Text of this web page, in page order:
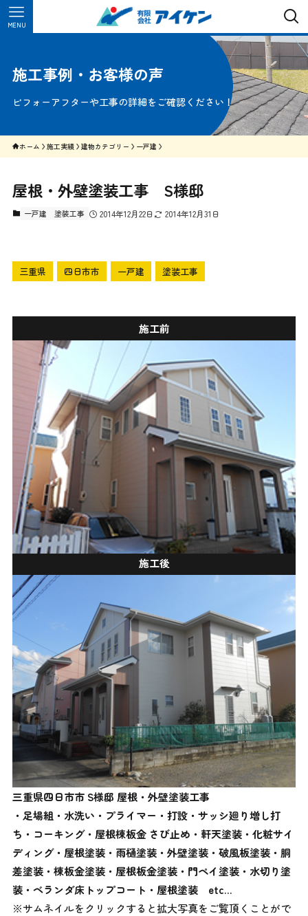
MENU
施工事例・お客様の声
ビフォーアフターや工事の詳細をご確認ください！
ホーム 施工実績 建物カテゴリー 一戸建
屋根・外壁塗装工事 S様邸
一戸建 塗装工事 2014年12月22日 2014年12月31日
三重県 四日市市 一戸建 塗装工事
施工前
施工後
三重県四日市市 S様邸 屋根・外壁塗装工事
・足場組・水洗い・プライマー・打設・サッシ廻り増し打
ち・コーキング・屋根棟板金 さび止め・軒天塗装・化粧サイ
ディング・屋根塗装・雨樋塗装・外壁塗装・破風板塗装・胴
差塗装・棟板金塗装・屋根板金塗装・門ペイ塗装・水切り塗
装・ベランダ床トップコート・屋根塗装
etc…
※サムネイルをクリックすると拡大写真をご覧頂くことがで